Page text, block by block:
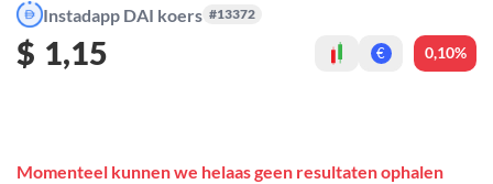
Instadapp DAI koers #13372
$ 1,15 € 0,10%
Momenteel kunnen we helaas geen resultaten ophalen